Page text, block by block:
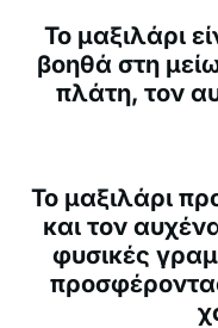
Το μαξιλάρι
βοηθά στη
πλάτη, τον
Το μαξιλάρι
και τον
φυσικές